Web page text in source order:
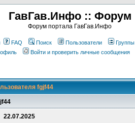
ГавГав.Инфо :: Форум
Форум портала ГавГав.Инфо
FAQ Поиск Пользователи Группы
Войти и проверить личные сообщения
fgjf44
22.07.2025